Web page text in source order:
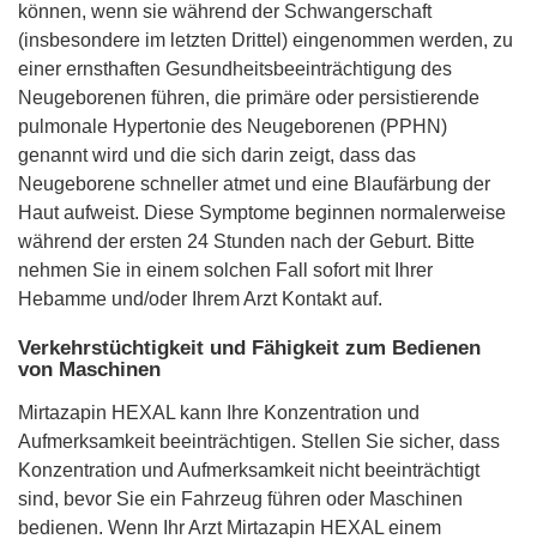
können, wenn sie während der Schwangerschaft
(insbesondere im letzten Drittel) eingenommen werden, zu
einer ernsthaften Gesundheitsbeeinträchtigung des
Neugeborenen führen, die primäre oder persistierende
pulmonale Hypertonie des Neugeborenen (PPHN)
genannt wird und die sich darin zeigt, dass das
Neugeborene schneller atmet und eine Blaufärbung der
Haut aufweist. Diese Symptome beginnen normalerweise
während der ersten 24 Stunden nach der Geburt. Bitte
nehmen Sie in einem solchen Fall sofort mit Ihrer
Hebamme und/oder Ihrem Arzt Kontakt auf.
Verkehrstüchtigkeit und Fähigkeit zum Bedienen
von Maschinen
Mirtazapin HEXAL kann Ihre Konzentration und
Aufmerksamkeit beeinträchtigen. Stellen Sie sicher, dass
Konzentration und Aufmerksamkeit nicht beeinträchtigt
sind, bevor Sie ein Fahrzeug führen oder Maschinen
bedienen. Wenn Ihr Arzt Mirtazapin HEXAL einem